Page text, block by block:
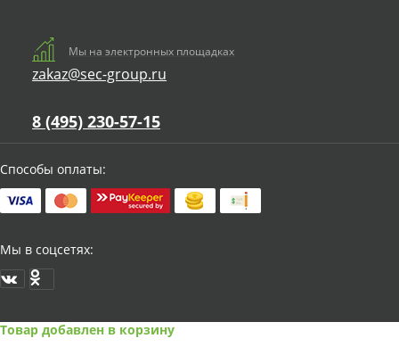
Мы на электронных площадках
zakaz@sec-group.ru
8 (495) 230-57-15
Способы оплаты:
Мы в соцсетях:
Товар добавлен в корзину